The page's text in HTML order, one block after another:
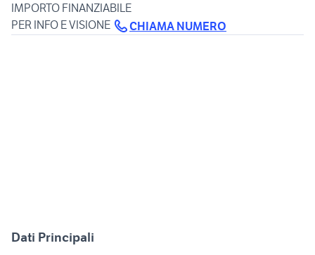
IMPORTO FINANZIABILE
PER INFO E VISIONE
CHIAMA NUMERO
Dati Principali